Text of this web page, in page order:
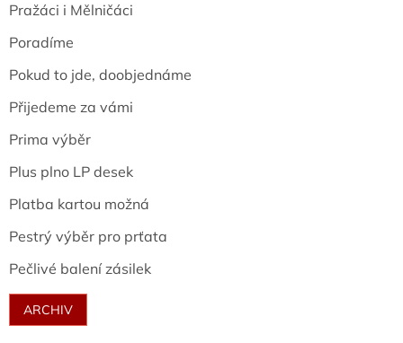
Pražáci i Mělničáci
Poradíme
Pokud to jde, doobjednáme
Přijedeme za vámi
Prima výběr
Plus plno LP desek
Platba kartou možná
Pestrý výběr pro prťata
Pečlivé balení zásilek
ARCHIV